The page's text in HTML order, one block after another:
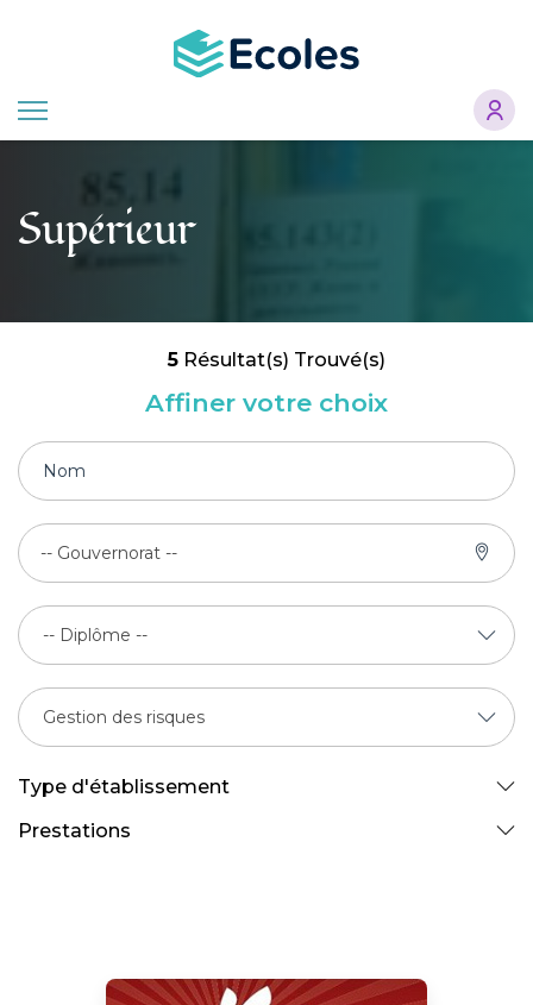
principal
Supérieur
5Résultat(s) Trouvé(s)
Affiner votre choix
-- Gouvernorat --
Type d'établissement
Prestations